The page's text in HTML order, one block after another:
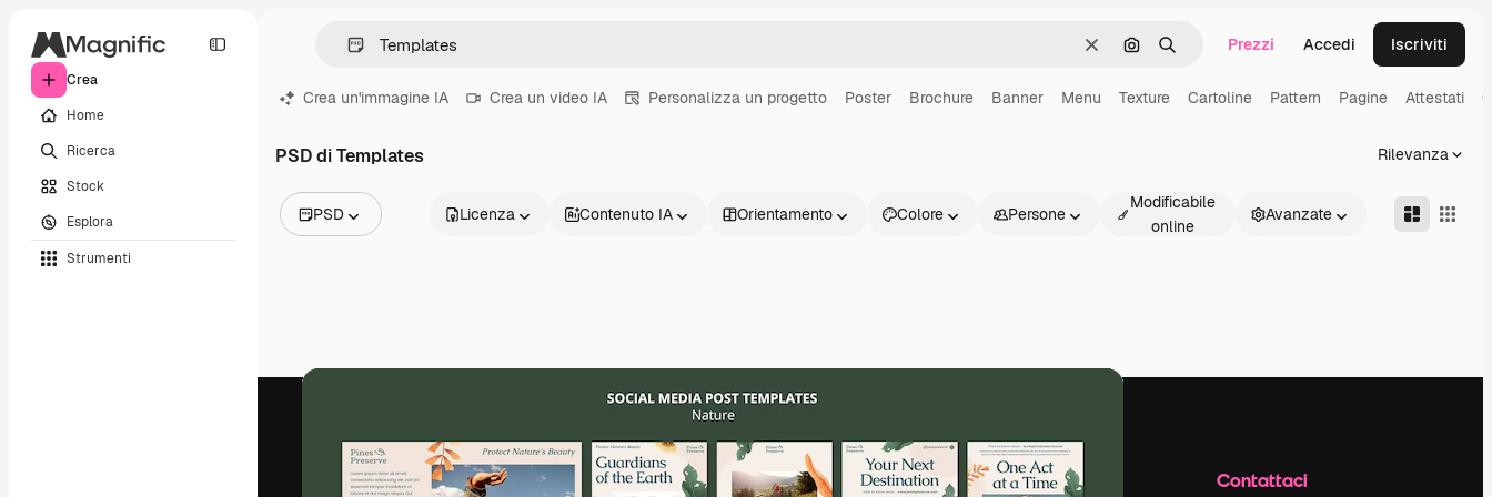
Crea
Home
Ricerca
Stock
Esplora
Strumenti
CancellaCerca per immagine
Ricerca Prezzi Accedi Iscriviti
Crea un'immagine IA Crea un video IA Personalizza un progetto Poster Brochure Banner Menu Texture Cartoline Pattern Pagine Attestati
PSD di Templates Rilevanza
PSD
Video
Modelli 3D
Licenza Contenuto IA Orientamento Colore Persone
Modificabile
online
Avanzate
Prodotti Inizia Azienda Contattaci